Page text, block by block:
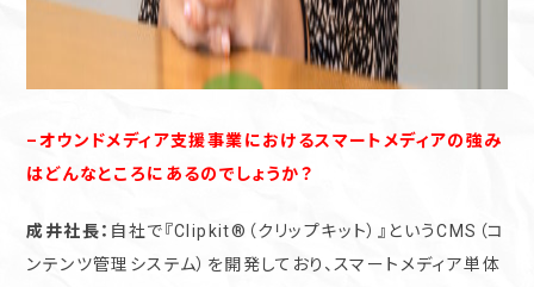
–オウンドメディア支援事業におけるスマートメディアの強み
はどんなところにあるのでしょうか？
成井社長： 自社で『Clipkit®︎（クリップキット）』というCMS（コ
ンテンツ管理システム）を開発しており、スマートメディア単体